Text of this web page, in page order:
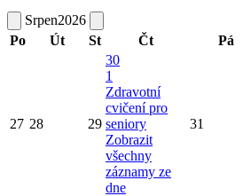
Srpen2026
Po
Út St Čt Pá
27 28 29
30
1
Zdravotní
cvičení pro
seniory
Zobrazit
všechny
záznamy ze
dne
31